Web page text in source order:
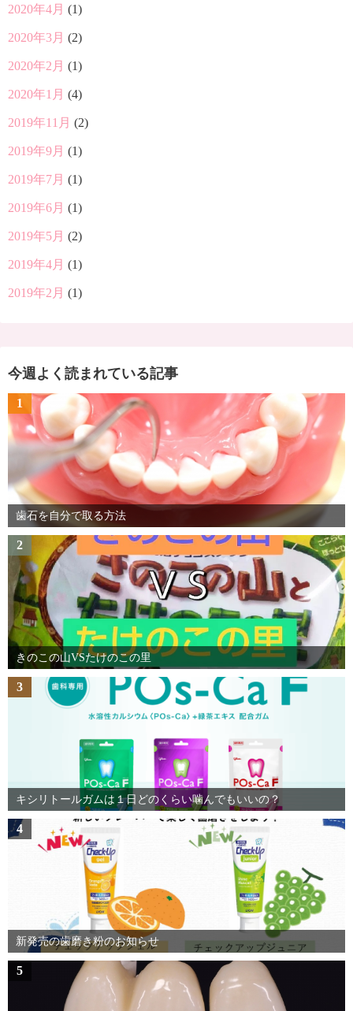
2020年4月 (1)
2020年3月 (2)
2020年2月 (1)
2020年1月 (4)
2019年11月 (2)
2019年9月 (1)
2019年7月 (1)
2019年6月 (1)
2019年5月 (2)
2019年4月 (1)
2019年2月 (1)
今週よく読まれている記事
1
歯石を自分で取る方法
2
きのこの山VSたけのこの里
3
キシリトールガムは１日どのくらい噛んでもいいの？
4
新発売の歯磨き粉のお知らせ
5